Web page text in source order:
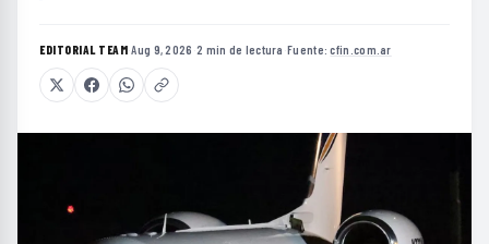
EDITORIAL TEAM·Aug 9, 2026 ·2 min de lectura ·Fuente:cfin.com.ar